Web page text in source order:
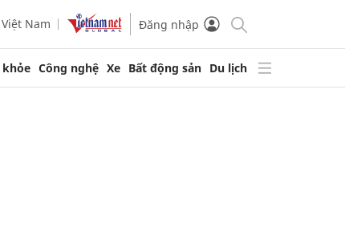
Nam Đăng nhập
khỏe Công nghệ Xe Bất động sản Du lịch